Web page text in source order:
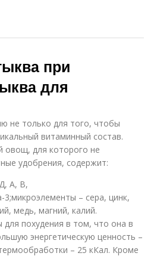
при
для
не только для того, чтобы
витаминный состав.
овощ, для которого не
удобрения, содержит:
А, В,
3;микроэлементы – сера, цинк,
медь, магний, калий.
похудения в том, что она в
энергетическую ценность –
– 25 кКал. Кроме